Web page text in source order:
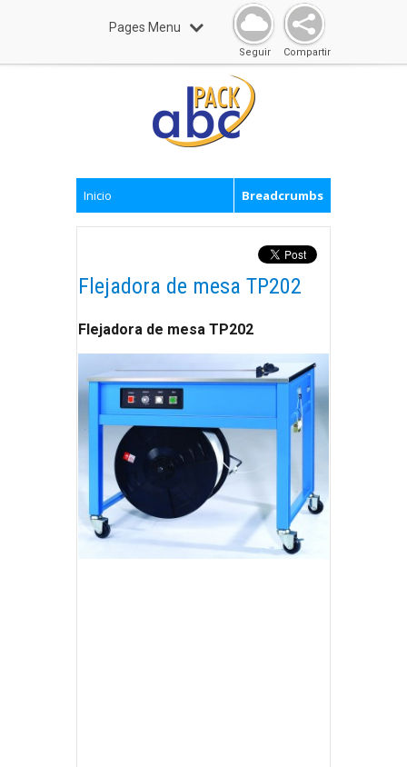
Pages Menu
Compartir
Seguir
Inicio Breadcrumbs
Flejadora de mesa TP202
Flejadora de mesa TP202